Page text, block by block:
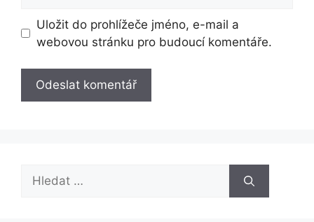
Uložit do prohlížeče jméno, e-mail a
webovou stránku pro budoucí komentáře.
Hledat: